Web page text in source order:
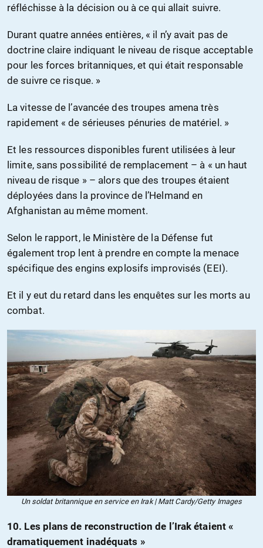
réfléchisse à la décision ou à ce qui allait suivre.
Durant quatre années entières, « il n’y avait pas de
doctrine claire indiquant le niveau de risque acceptable
pour les forces britanniques, et qui était responsable
de suivre ce risque. »
La vitesse de l’avancée des troupes amena très
rapidement « de sérieuses pénuries de matériel. »
Et les ressources disponibles furent utilisées à leur
limite, sans possibilité de remplacement – à « un haut
niveau de risque » – alors que des troupes étaient
déployées dans la province de l’Helmand en
Afghanistan au même moment.
Selon le rapport, le Ministère de la Défense fut
également trop lent à prendre en compte la menace
spécifique des engins explosifs improvisés (EEI).
Et il y eut du retard dans les enquêtes sur les morts au
combat.
Un soldat britannique en service en Irak | Matt Cardy/Getty Images
10. Les plans de reconstruction de l’Irak étaient «
dramatiquement inadéquats »